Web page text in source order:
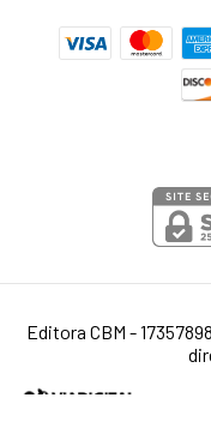
Editora CBM -